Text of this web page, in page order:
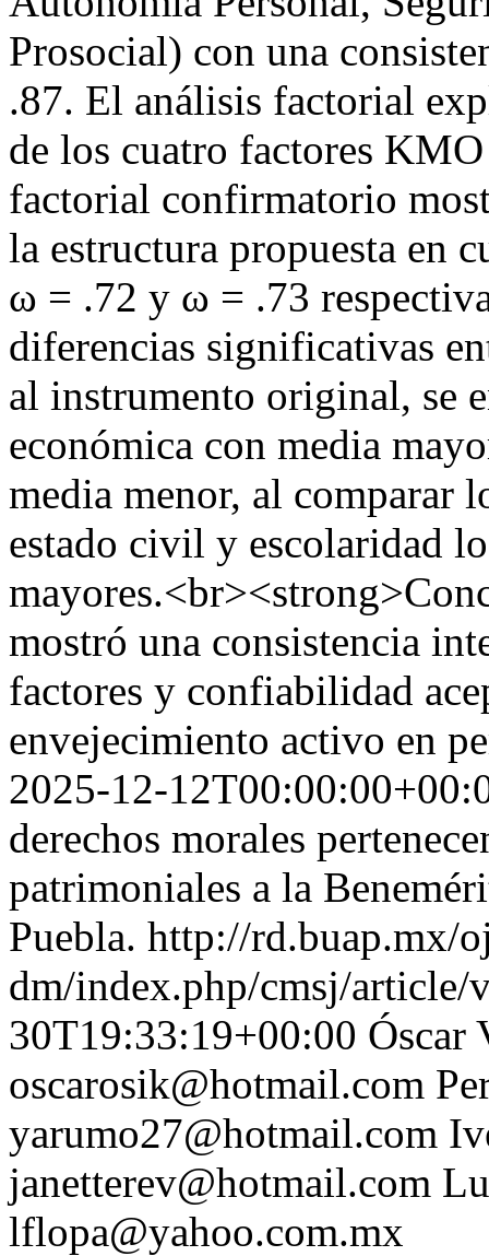
Prosocial) con una
.87. El análisis factorial
de los cuatro factores
factorial confirmatorio
la estructura propuesta en
ω = .72 y ω = .73
diferencias significativas
al instrumento original, se
económica con media
media menor, al comparar
estado civil y escolaridad
mostró una consistencia
factores y confiabilidad
envejecimiento activo en
2025-12-
derechos morales
patrimoniales a la
Puebla. http://rd.buap.mx/
dm/index.php/cmsj/article/
30T19:33:19+00:00 Óscar
oscarosik@hotmail.com
yarumo27@hotmail.com
janetterev@hotmail.com
lflopa@yahoo.com.mx